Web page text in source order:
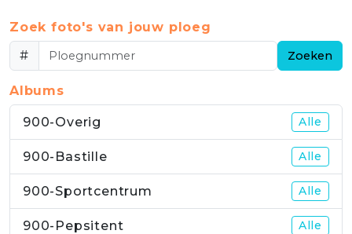
Zoek foto's van jouw ploeg
#
Zoeken
Albums
900-Overig Alle
900-Bastille Alle
900-Sportcentrum Alle
900-Pepsitent Alle